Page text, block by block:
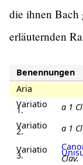
die ihnen Bach
erläuternden
Benennungen
Aria
Variatio
1. a 1
Variatio
2. a 1
Variatio
3. Clav.